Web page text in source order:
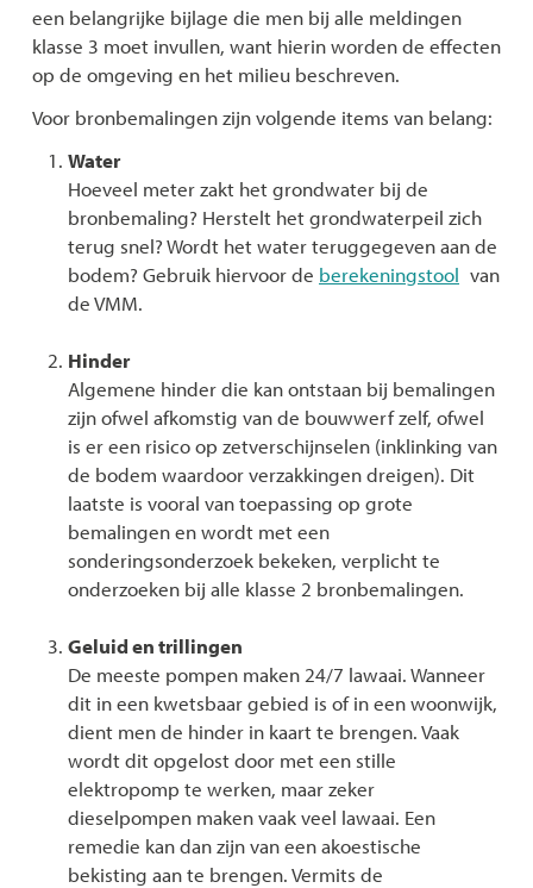
een belangrijke bijlage die men bij alle meldingen
klasse 3 moet invullen, want hierin worden de effecten
op de omgeving en het milieu beschreven.
Voor bronbemalingen zijn volgende items van belang:
Water
Hoeveel meter zakt het grondwater bij de
bronbemaling? Herstelt het grondwaterpeil zich
terug snel? Wordt het water teruggegeven aan de
bodem? Gebruik hiervoor de berekeningstool van
de VMM.
Hinder
Algemene hinder die kan ontstaan bij bemalingen
zijn ofwel afkomstig van de bouwwerf zelf, ofwel
is er een risico op zetverschijnselen (inklinking van
de bodem waardoor verzakkingen dreigen). Dit
laatste is vooral van toepassing op grote
bemalingen en wordt met een
sonderingsonderzoek bekeken, verplicht te
onderzoeken bij alle klasse 2 bronbemalingen.
Geluid en trillingen
De meeste pompen maken 24/7 lawaai. Wanneer
dit in een kwetsbaar gebied is of in een woonwijk,
dient men de hinder in kaart te brengen. Vaak
wordt dit opgelost door met een stille
elektropomp te werken, maar zeker
dieselpompen maken vaak veel lawaai. Een
remedie kan dan zijn van een akoestische
bekisting aan te brengen. Vermits de